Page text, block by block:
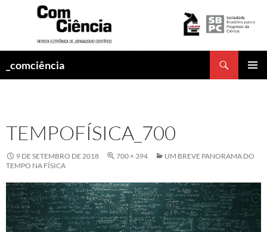
_comciência
TEMPOFÍSICA_700
9 DE SETEMBRO DE 2018 700 × 394
UM BREVE PANORAMA DO
TEMPO NA FÍSICA